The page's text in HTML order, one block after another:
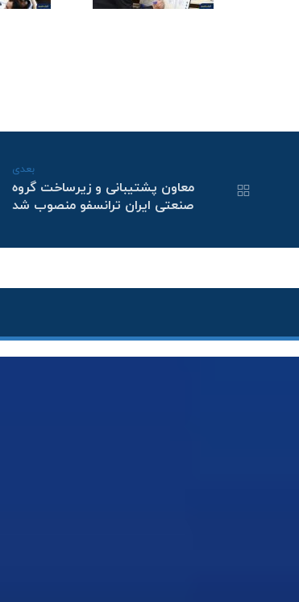
بعدی
معاون پشتیبانی و زیرساخت گروه
صنعتی ایران ترانسفو منصوب شد